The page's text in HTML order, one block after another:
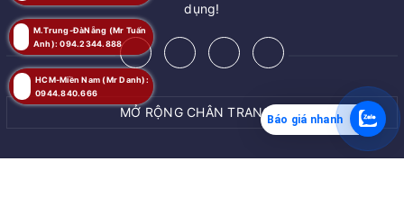
dụng!
MỞ RỘNG CHÂN TRANG
HCM-Miền Nam (Mr Danh):
0944.840.666
M.Trung-ĐàNẵng (Mr Tuấn
Anh): 094.2344.888
Báo giá nhanh